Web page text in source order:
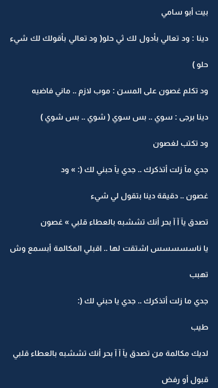
بيت أبو سامي
دينا : ود تعالي بأدول لك ثي حلو( ود تعالي بأقولك لك شيء
حلو )
ود تكلم غصون على المسن : موب لازم .. ماني فاضيه
دينا برجى : سوي .. بس سوي ( شوي .. بس شوي )
ود تكتب لغصون
جدي مآ زلت أتذكرك .. جدي يآ حبني لك (: » ود
غصون .. دقيقة دينا بتقول لي شيء
تصدق يآ آ آ بحر أنك تششبه بالعطاء قلبي » غصون
يا ناسسسسس اشتقت لها .. اقبلي المكالمة أبسمع وش
تهبب
جدي ما زلت أتذكرك .. جدي يا حبني لك (:
طيب
لديك مكالمة من تصدق يآ آ آ بحر أنك تششبه بالعطاء قلبي
قبول أو رفض